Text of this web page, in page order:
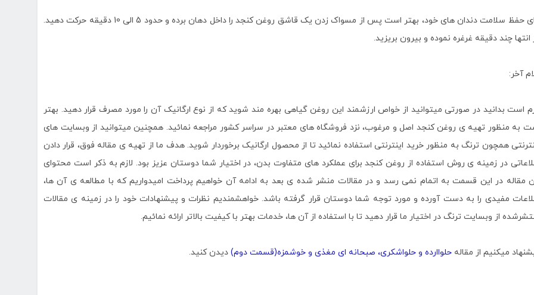
برای حفظ سلامت دندان های خود، بهتر است پس از مسواک زدن یک قاشق روغن کنجد را داخل دهان برده و حدود 5 الی 10 دقیقه حرکت دهید.
انتها چند دقیقه غرغره نموده و بیرون بریزید.
آخر:
است بدانید در صورتی میتوانید از خواص ارزشمند این روغن گیاهی بهره مند شوید که از نوع ارگانیک آن را مورد مصرف قرار دهید. بهتر
به منظور تهیه ی روغن کنجد اصل و مرغوب، نزد فروشگاه های معتبر در سراسر کشور مراجعه نمائید. همچنین میتوانید از وبسایت های
همچون ترنگ به منظور خرید اینترنتی استفاده نمائید تا از محصول ارگانیک برخوردار شوید. هدف ما از تهیه ی مقاله فوق، قرار دادن
در زمینه ی روش استفاده از روغن کنجد برای عملکرد های متفاوت بدن، در اختیار شما دوستان عزیز بود. لازم به ذکر است محتوای
مقاله در این قسمت به اتمام نمی رسد و در مقالات منشر شده ی بعد به ادامه آن خواهیم پرداخت امیدواریم که با مطالعه ی آن ها،
مفیدی را به دست آورده و مورد توجه شما دوستان قرار گرفته باشد. خواهشمندیم نظرات و پیشنهادات خود را در زمینه ی مقالات
از وبسایت ترنگ در اختیار ما قرار دهید تا با استفاده از آن ها، خدمات بهتر با کیفیت بالاتر ارائه نمائیم.
میکنیم از مقاله حلواارده و حلواشکری، صبحانه ای مغذی و خوشمزه(قسمت دوم) دیدن کنید.